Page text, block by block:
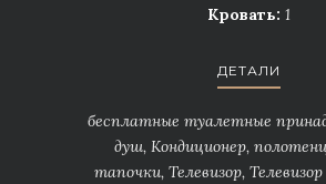
Кровать: 1
ДЕТАЛИ
бесплатные туалетные
душ, Кондиционер,
тапочки, Телевизор,